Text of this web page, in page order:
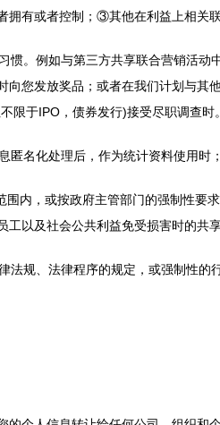
拥有或者控制；③其他在利益上相关
惯。例如与第三方共享联合营销活动
向您发放奖品；或者在我们计划与其
限于IPO，债券发行)接受尽职调查时
匿名化处理后，作为统计资料使用时
围内， 或按政府主管部门的强制性要
工以及社会公共利益免受损害时的共
法规、法律程序的规定，或强制性的